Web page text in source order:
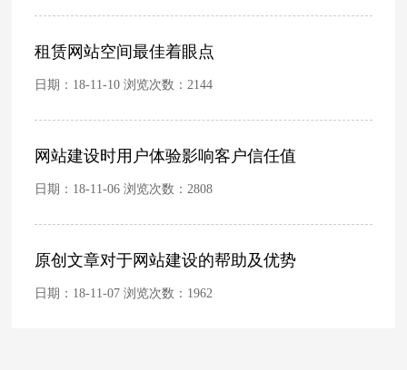
租赁网站空间最佳着眼点
日期：18-11-10 浏览次数： 2144
网站建设时用户体验影响客户信任值
日期：18-11-06 浏览次数： 2808
原创文章对于网站建设的帮助及优势
日期：18-11-07 浏览次数： 1962